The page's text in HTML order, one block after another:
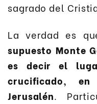
sagrado del
La verdad es
supuesto Monte
es decir el
crucificado,
Jerusalén.